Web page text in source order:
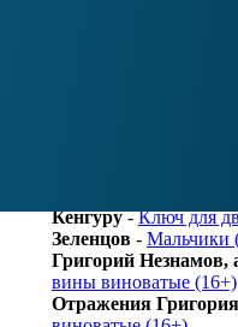
Кенгуру-Ключ для
Зеленцов - Мальчики
Григорий Незнамов,
вины виноватые (16+)
Отражения